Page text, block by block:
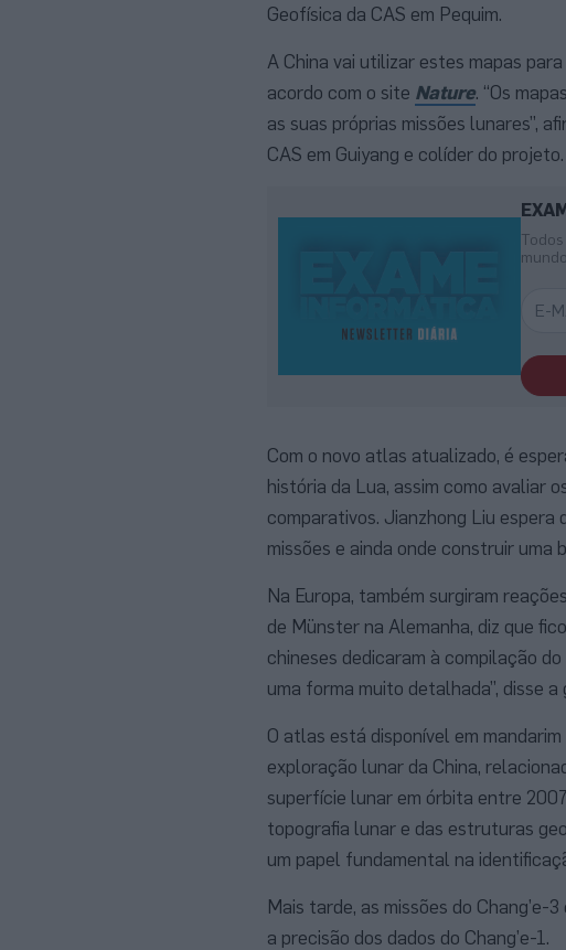
Geofísica da CAS em Pequim.
A China vai utilizar estes mapas
acordo com o site Nature. “Os
as suas próprias missões lunares”,
CAS em Guiyang e colíder do projeto.
mundo
Com o novo atlas atualizado, é
história da Lua, assim como avaliar
comparativos. Jianzhong Liu
missões e ainda onde construir uma
Na Europa, também surgiram
de Münster na Alemanha, diz que
chineses dedicaram à compilação
uma forma muito detalhada”, disse a
O atlas está disponível em
exploração lunar da China,
superfície lunar em órbita entre
topografia lunar e das estruturas
um papel fundamental na
Mais tarde, as missões do Chang’e-
a precisão dos dados do Chang’e-1.